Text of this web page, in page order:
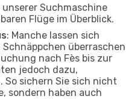
Suchmaschine
Flüge im Überblick.
: Manche lassen sich
überraschen
nach Fès bis zur
jedoch dazu,
sichern Sie sich nicht
sondern haben auch